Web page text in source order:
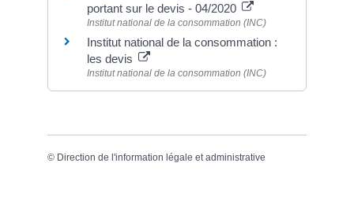
portant sur le devis - 04/2020
Institut national de la consommation (INC)
Institut national de la consommation :
les devis
Institut national de la consommation (INC)
© Direction de l'information légale et administrative